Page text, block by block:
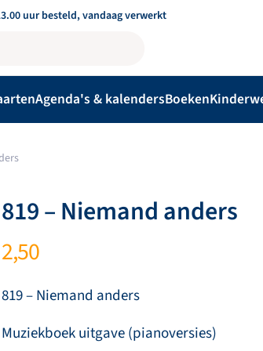
uur besteld, vandaag verwerkt
Agenda's & kalendersBoeken
819 – Niemand anders
2,50
819 – Niemand anders
Muziekboek uitgave (pianoversies)